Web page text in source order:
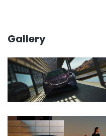
Gallery